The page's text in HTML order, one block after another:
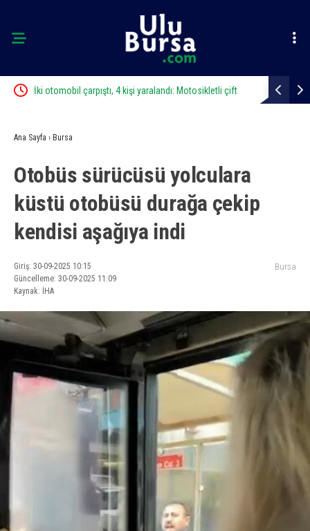
İki otomobil çarpıştı, 4 kişi yaralandı: Motosikletli çift
Ana Sayfa › Bursa
Otobüs sürücüsü yolculara
küstü otobüsü durağa çekip
kendisi aşağıya indi
Giriş: 30-09-2025 10:15
Güncelleme: 30-09-2025 11:09
Kaynak: İHA
Bursa